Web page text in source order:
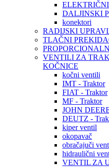
DALJINSKI
konektori
RADIJSKI
TLAČNI
VENTILI ZA
KOČNICE
kočni ventili
IMT - Traktor
FIAT - Traktor
MF - Traktor
JOHN
DEUTZ -
kiper ventil
okopavač
obračajuči
hidraulični
VENTIL ZA